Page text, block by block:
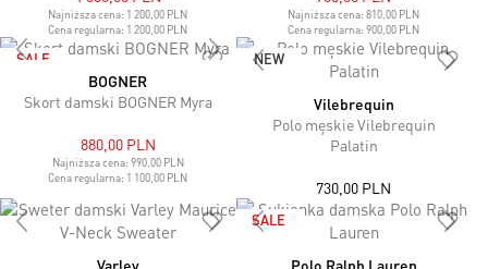
Najniższa cena: 1 200,00 PLN
Cena regularna: 1 200,00 PLN
Najniższa cena:810,00 PLN
Cena regularna:900,00 PLN
SALE
BOGNER
Skort damski BOGNER Myra
880,00 PLN
Najniższa cena: 990,00 PLN
Cena regularna: 1 100,00 PLN
NEW
Vilebrequin
Polo męskie Vilebrequin
Palatin
730,00 PLN
Varley
SALE
Polo Ralph Lauren